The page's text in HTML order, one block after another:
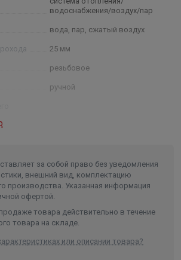
водоснабжения/воздух/пар
вода, пар, сжатый воздух
25 мм
резьбовое
ручной
до 110˚С
70 м³/ч
8.000
7.000
за собой право без уведомления
внешний вид, комплектацию
производства. Указанная информация
офертой.
товара действительно в течение
товара на складе.
или описании товара?